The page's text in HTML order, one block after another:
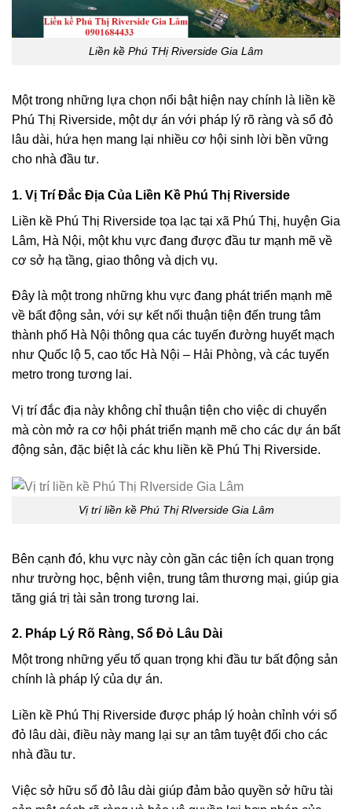
Liền kề Phú THị Riverside Gia Lâm
Một trong những lựa chọn nổi bật hiện nay chính là liền kề
Phú Thị Riverside, một dự án với pháp lý rõ ràng và sổ đỏ
lâu dài, hứa hẹn mang lại nhiều cơ hội sinh lời bền vững
cho nhà đầu tư.
1. Vị Trí Đắc Địa Của Liền Kề Phú Thị Riverside
Liền kề Phú Thị Riverside tọa lạc tại xã Phú Thị, huyện Gia
Lâm, Hà Nội, một khu vực đang được đầu tư mạnh mẽ về
cơ sở hạ tầng, giao thông và dịch vụ.
Đây là một trong những khu vực đang phát triển mạnh mẽ
về bất động sản, với sự kết nối thuận tiện đến trung tâm
thành phố Hà Nội thông qua các tuyến đường huyết mạch
như Quốc lộ 5, cao tốc Hà Nội – Hải Phòng, và các tuyến
metro trong tương lai.
Vị trí đắc địa này không chỉ thuận tiện cho việc di chuyển
mà còn mở ra cơ hội phát triển mạnh mẽ cho các dự án bất
động sản, đặc biệt là các khu liền kề Phú Thị Riverside.
Vị trí liền kề Phú Thị RIverside Gia Lâm
Bên cạnh đó, khu vực này còn gần các tiện ích quan trọng
như trường học, bệnh viện, trung tâm thương mại, giúp gia
tăng giá trị tài sản trong tương lai.
2. Pháp Lý Rõ Ràng, Sổ Đỏ Lâu Dài
Một trong những yếu tố quan trọng khi đầu tư bất động sản
chính là pháp lý của dự án.
Liền kề Phú Thị Riverside được pháp lý hoàn chỉnh với sổ
đỏ lâu dài, điều này mang lại sự an tâm tuyệt đối cho các
nhà đầu tư.
Việc sở hữu sổ đỏ lâu dài giúp đảm bảo quyền sở hữu tài